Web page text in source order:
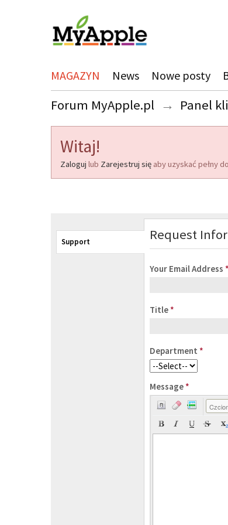
MAGAZYN News Nowe posty
Forum MyApple.pl → Panel
Witaj!
Zaloguj lub Zarejestruj się aby uzyskać pełny
Support Request
Your Email Address *
Title *
Department *
Message *